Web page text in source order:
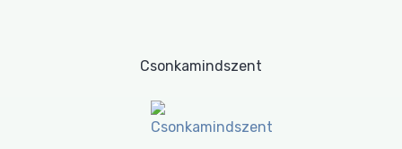
Csonkamindszent